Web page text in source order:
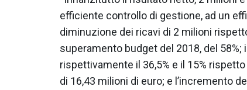
efficiente controllo di gestione, ad un
diminuzione dei ricavi di 2 milioni
superamento budget del 2018, del 58%;
rispettivamente il 36,5% e il 15%
di 16,43 milioni di euro; e l’incremento